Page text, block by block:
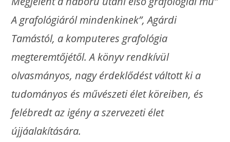
A grafológiáról mindenkinek”, Agárdi
Tamástól, a komputeres grafológia
megteremtőjétől. A könyv rendkívül
olvasmányos, nagy érdeklődést váltott ki a
tudományos és művészeti élet köreiben, és
felébredt az igény a szervezeti élet
újjáalakítására.